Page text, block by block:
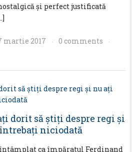
şi perfect justificată
martie 2017 · 0 comments ·
dorit să ştiţi despre regi şi
niciodată
întâmplat ca împăratul Ferdinand